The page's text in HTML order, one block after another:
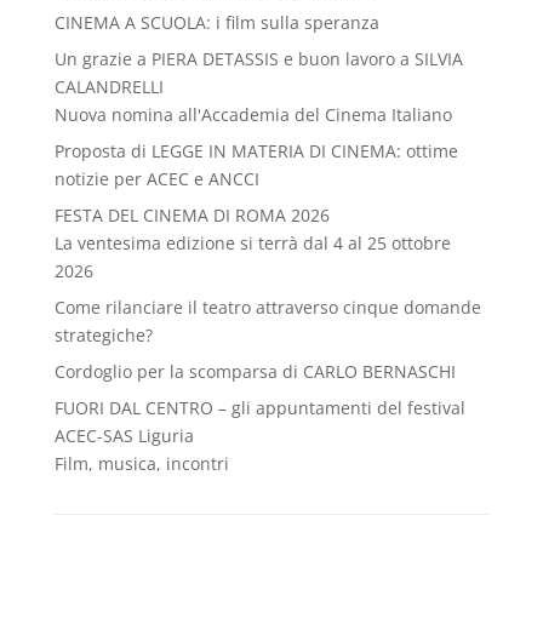
CINEMA A SCUOLA: i film sulla speranza
Un grazie a PIERA DETASSIS e buon lavoro a SILVIA
CALANDRELLI
Nuova nomina all'Accademia del Cinema Italiano
Proposta di LEGGE IN MATERIA DI CINEMA: ottime
notizie per ACEC e ANCCI
FESTA DEL CINEMA DI ROMA 2026
La ventesima edizione si terrà dal 4 al 25 ottobre
2026
Come rilanciare il teatro attraverso cinque domande
strategiche?
Cordoglio per la scomparsa di CARLO BERNASCHI
FUORI DAL CENTRO – gli appuntamenti del festival
ACEC-SAS Liguria
Film, musica, incontri